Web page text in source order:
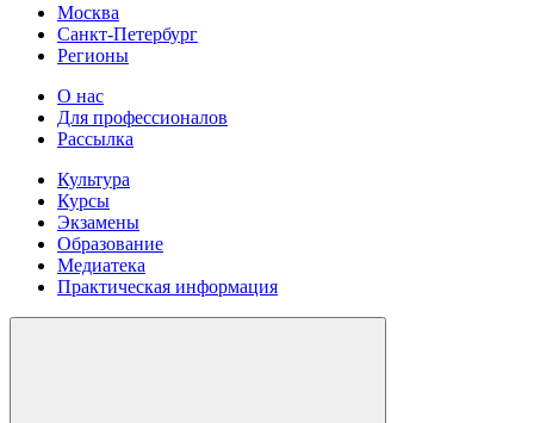
Москва
Санкт-Петербург
Регионы
О нас
Для профессионалов
Рассылка
Культура
Курсы
Экзамены
Образование
Медиатека
Практическая информация